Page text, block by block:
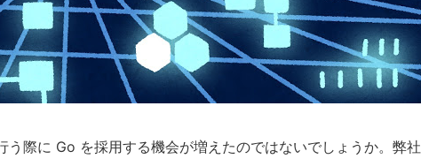
際に Go を採用する機会が増えたのではないでしょうか。弊社